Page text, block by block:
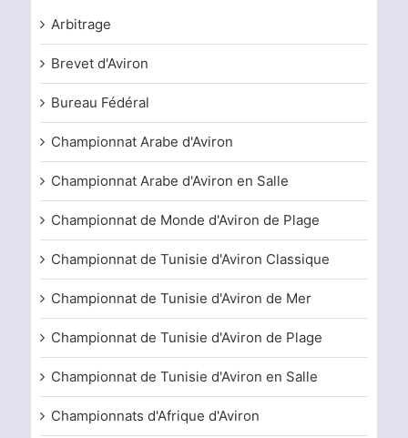
Arbitrage
Brevet d'Aviron
Bureau Fédéral
Championnat Arabe d'Aviron
Championnat Arabe d'Aviron en Salle
Championnat de Monde d'Aviron de Plage
Championnat de Tunisie d'Aviron Classique
Championnat de Tunisie d'Aviron de Mer
Championnat de Tunisie d'Aviron de Plage
Championnat de Tunisie d'Aviron en Salle
Championnats d'Afrique d'Aviron